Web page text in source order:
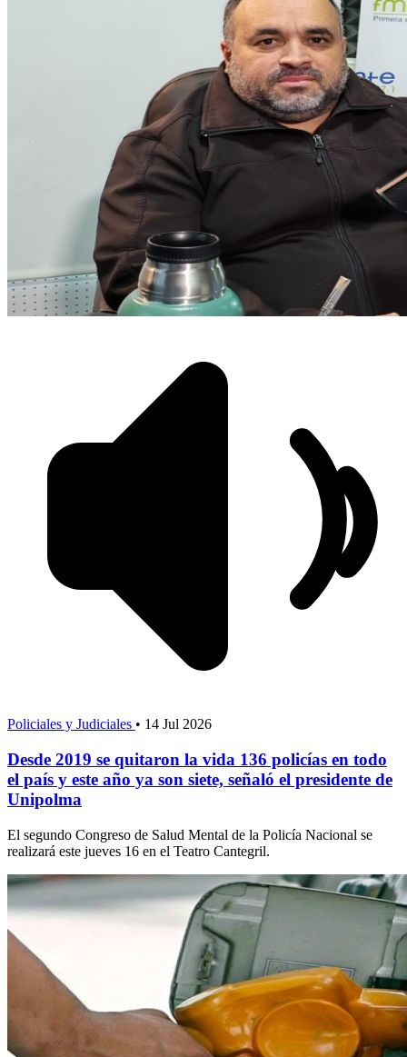
Policiales y Judiciales • 14 Jul 2026
Desde 2019 se quitaron la vida 136 policías en todo
el país y este año ya son siete, señaló el presidente de
Unipolma
El segundo Congreso de Salud Mental de la Policía Nacional se
realizará este jueves 16 en el Teatro Cantegril.